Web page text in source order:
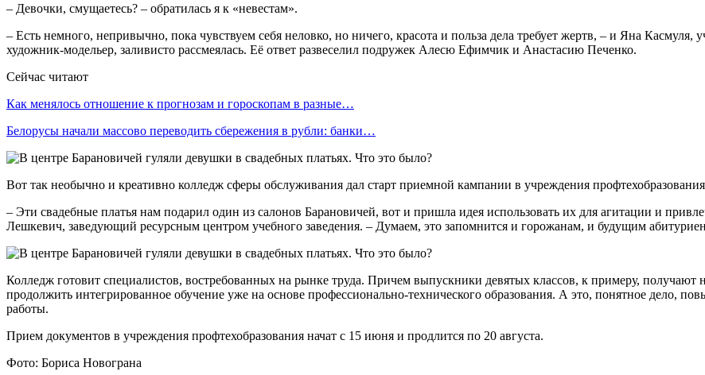
– Девочки, смущаетесь? – обратилась я к «невестам».
– Есть немного, непривычно, пока чувствуем себя неловко, но ничего, красота и польза дела требует жертв, – и Яна
художник-модельер, заливисто рассмеялась. Её ответ развеселил подружек Алесю Ефимчик и Анастасию Печенко.
Сейчас читают
Как менялось отношение к прогнозам и гороскопам в разные…
Белорусы начали массово переводить сбережения в рубли: банки…
Вот так необычно и креативно колледж сферы обслуживания дал старт приемной кампании в учреждения
– Эти свадебные платья нам подарил один из салонов Барановичей, вот и пришла идея использовать их для агитации и
Лешкевич, заведующий ресурсным центром учебного заведения. – Думаем, это запомнится и горожанам, и будущим
Колледж готовит специалистов, востребованных на рынке труда. Причем выпускники девятых классов, к примеру, получают
продолжить интегрированное обучение уже на основе профессионально-технического образования. А это, понятное дело,
работы.
Прием документов в учреждения профтехобразования начат с 15 июня и продлится по 20 августа.
Фото: Бориса Новограна